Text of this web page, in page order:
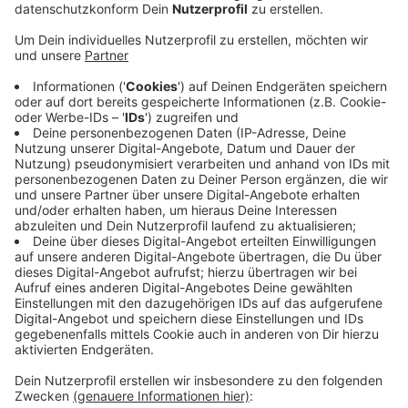
300 Leverkusener Patienten unter 18 Jahre
Veröffentlicht:Dienstag, 24.11.2020 06:33
Anzeige
Insgesamt wurden die Daten von 100.000 Kindern und
Jugendlichen ausgewertet, die auf Corona getestet
wurden, bei Aufnahme ins Krankenhaus. Das
Ergebnis: Gerade einmal 0,5 Prozent der Getesteten
Schüler in ganz Deutschland waren positiv. Laut
Klinikum ist es das breiteste Ergebnis, das es bisher in
der Pandemie gibt. Es beweise, dass die Dunkelziffer
in den Schulen deutlich niedriger ist als von vielen
befürchtet.
Anzeige